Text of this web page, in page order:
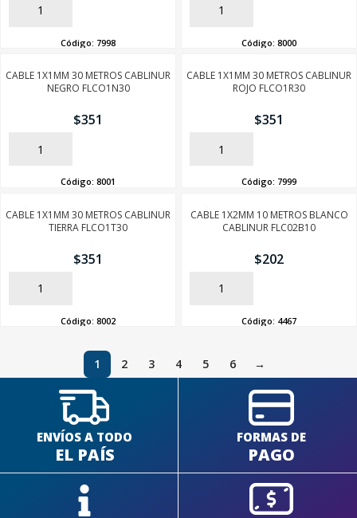
AÑADIR
Código: 7998
AÑADIR
Código: 8000
CABLE 1X1MM 30 METROS CABLINUR
NEGRO FLCO1N30
$351
AÑADIR
Código: 8001
CABLE 1X1MM 30 METROS CABLINUR
ROJO FLCO1R30
$351
AÑADIR
Código: 7999
CABLE 1X1MM 30 METROS CABLINUR
TIERRA FLCO1T30
$351
AÑADIR
Código: 8002
CABLE 1X2MM 10 METROS BLANCO
CABLINUR FLC02B10
$202
AÑADIR
Código: 4467
1 2 3 4 5 6 →
ENVÍOS A TODO
EL PAÍS
FORMAS DE
PAGO